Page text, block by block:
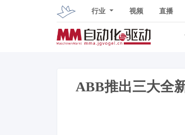
行业 视频 直播
ABB推出三大全